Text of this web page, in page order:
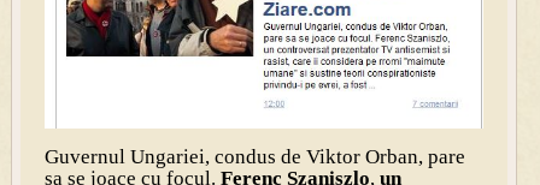
Guvernul Ungariei, condus de Viktor Orban, pare
sa se joace cu focul. Ferenc Szaniszlo, un